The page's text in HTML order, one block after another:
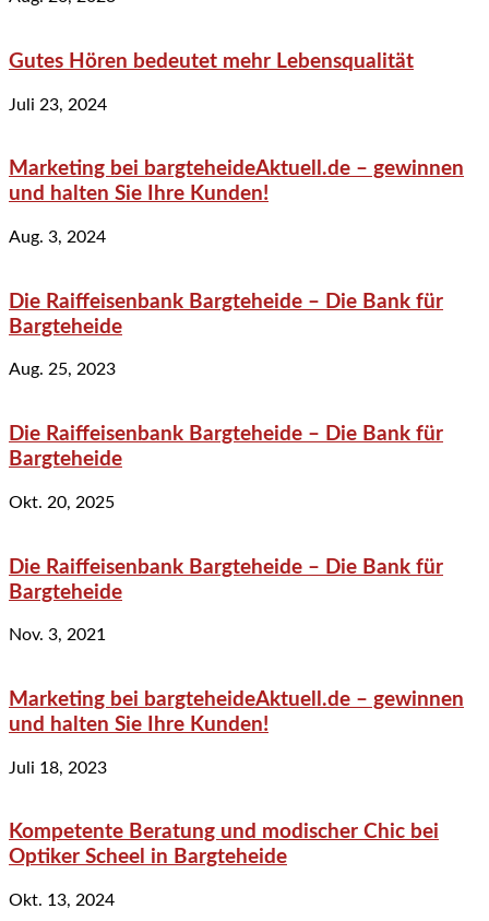
Gutes Hören bedeutet mehr Lebensqualität
Juli 23, 2024
Marketing bei bargteheideAktuell.de – gewinnen
und halten Sie Ihre Kunden!
Aug. 3, 2024
Die Raiffeisenbank Bargteheide – Die Bank für
Bargteheide
Aug. 25, 2023
Die Raiffeisenbank Bargteheide – Die Bank für
Bargteheide
Okt. 20, 2025
Die Raiffeisenbank Bargteheide – Die Bank für
Bargteheide
Nov. 3, 2021
Marketing bei bargteheideAktuell.de – gewinnen
und halten Sie Ihre Kunden!
Juli 18, 2023
Kompetente Beratung und modischer Chic bei
Optiker Scheel in Bargteheide
Okt. 13, 2024